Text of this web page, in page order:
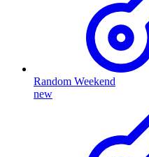
Random Weekend
new